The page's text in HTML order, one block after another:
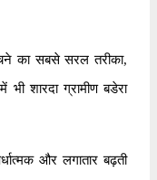
का सबसे सरल तरीका,
शारदा ग्रामीण बडेरा
और लगातार बढ़ती